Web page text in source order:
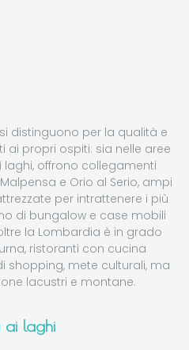
si distinguono per la qualità e
ai propri ospiti: sia nelle aree
offrono collegamenti
e Orio al Serio, ampi
per intrattenere i più
di bungalow e case mobili
la Lombardia è in grado
ristoranti con cucina
shopping, mete culturali, ma
lacustri e montane.
ai laghi